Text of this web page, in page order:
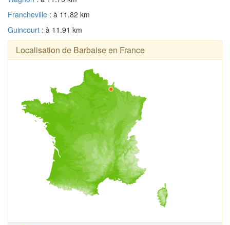
Francheville : à 11.82 km
Guincourt : à 11.91 km
Localisation de Barbaise en France